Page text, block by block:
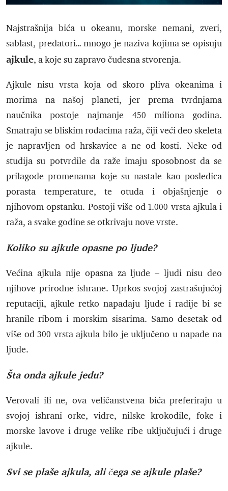
Najstrašnija bića u okeanu, morske nemani, zveri,
sablast, predatori… mnogo je naziva kojima se opisuju
ajkule, a koje su zapravo čudesna stvorenja.
Ajkule nisu vrsta koja od skoro pliva okeanima i
morima na našoj planeti, jer prema tvrdnjama
naučnika postoje najmanje 450 miliona godina.
Smatraju se bliskim rođacima raža, čiji veći deo skeleta
je napravljen od hrskavice a ne od kosti. Neke od
studija su potvrdile da raže imaju sposobnost da se
prilagode promenama koje su nastale kao posledica
porasta temperature, te otuda i objašnjenje o
njihovom opstanku. Postoji više od 1.000 vrsta ajkula i
raža, a svake godine se otkrivaju nove vrste.
Koliko su ajkule opasne po ljude?
Većina ajkula nije opasna za ljude – ljudi nisu deo
njihove prirodne ishrane. Uprkos svojoj zastrašujućoj
reputaciji, ajkule retko napadaju ljude i radije bi se
hranile ribom i morskim sisarima. Samo desetak od
više od 300 vrsta ajkula bilo je uključeno u napade na
ljude.
Šta onda ajkule jedu?
Verovali ili ne, ova veličanstvena bića preferiraju u
svojoj ishrani orke, vidre, nilske krokodile, foke i
morske lavove i druge velike ribe uključujući i druge
ajkule.
Svi se plaše ajkula, ali čega se ajkule plaše?